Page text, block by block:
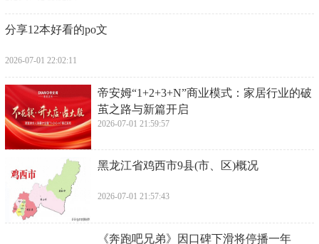
郭宝昌老爷子的离世让人感到惋惜，但他的作品将永
远留在人们的心中。他通过《大宅门》成功地传递了
他对养母的感激之情，让观众在欣赏剧情的同时也思
考了许多现实中存在的问题。他的创作让人们重新审
视了社会现实，唤起了对社会公平和正义的追求。最
后，让我们怀念郭宝昌老爷子，愿他在天堂继续创